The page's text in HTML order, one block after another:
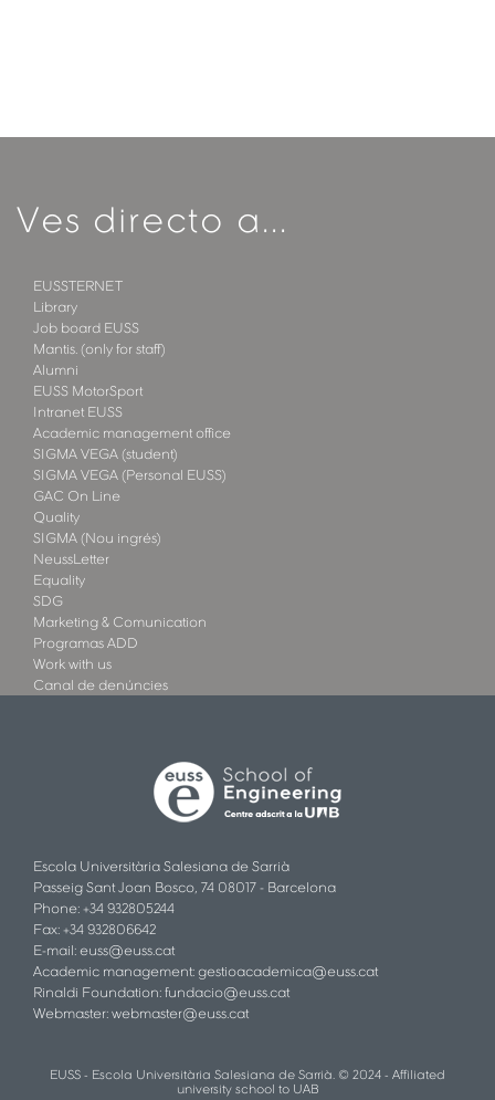
Ves directo a...
EUSSTERNET
Library
Job board EUSS
Mantis. (only for staff)
Alumni
EUSS MotorSport
Intranet EUSS
Academic management office
SIGMA VEGA (student)
SIGMA VEGA (Personal EUSS)
GAC On Line
Quality
SIGMA (Nou ingrés)
NeussLetter
Equality
SDG
Marketing & Comunication
Programas ADD
Work with us
Canal de denúncies
Escola Universitària Salesiana de Sarrià
Passeig Sant Joan Bosco, 74 08017 - Barcelona
Phone: +34 932805244
Fax: +34 932806642
E-mail: euss@euss.cat
Academic management: gestioacademica@euss.cat
Rinaldi Foundation: fundacio@euss.cat
Webmaster: webmaster@euss.cat
EUSS - Escola Universitària Salesiana de Sarrià. © 2024 - Affiliated
university school to UAB